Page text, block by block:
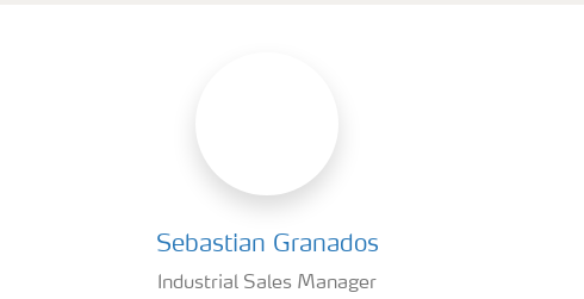
Sebastian Granados
Industrial Sales Manager